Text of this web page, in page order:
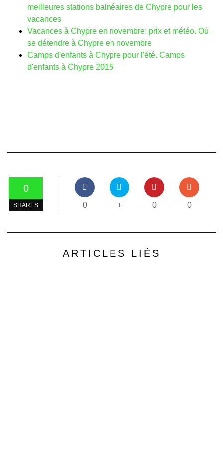
meilleures stations balnéaires de Chypre pour les
vacances
Vacances à Chypre en novembre: prix et météo. Où
se détendre à Chypre en novembre
Camps d'enfants à Chypre pour l'été. Camps
d'enfants à Chypre 2015
0
SHARES 0 + 0 0
ARTICLES LIÉS